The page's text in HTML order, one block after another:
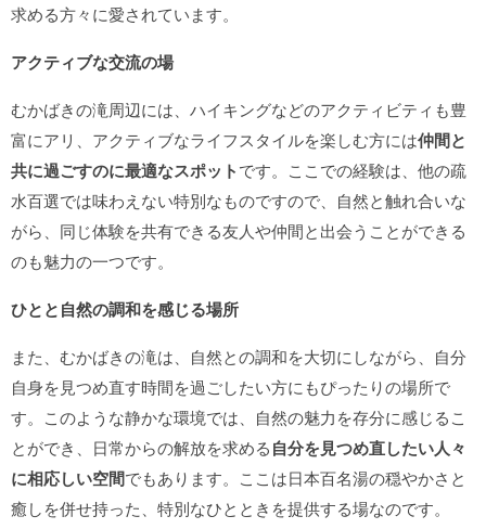
求める方々に愛されています。
アクティブな交流の場
むかばきの滝周辺には、ハイキングなどのアクティビティも豊
富にアリ、アクティブなライフスタイルを楽しむ方には仲間と
共に過ごすのに最適なスポットです。ここでの経験は、他の疏
水百選では味わえない特別なものですので、自然と触れ合いな
がら、同じ体験を共有できる友人や仲間と出会うことができる
のも魅力の一つです。
ひとと自然の調和を感じる場所
また、むかばきの滝は、自然との調和を大切にしながら、自分
自身を見つめ直す時間を過ごしたい方にもぴったりの場所で
す。このような静かな環境では、自然の魅力を存分に感じるこ
とができ、日常からの解放を求める自分を見つめ直したい人々
に相応しい空間でもあります。ここは日本百名湯の穏やかさと
癒しを併せ持った、特別なひとときを提供する場なのです。